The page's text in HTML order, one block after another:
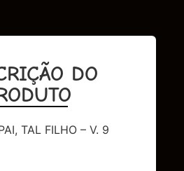
DO
TAL FILHO – V. 9